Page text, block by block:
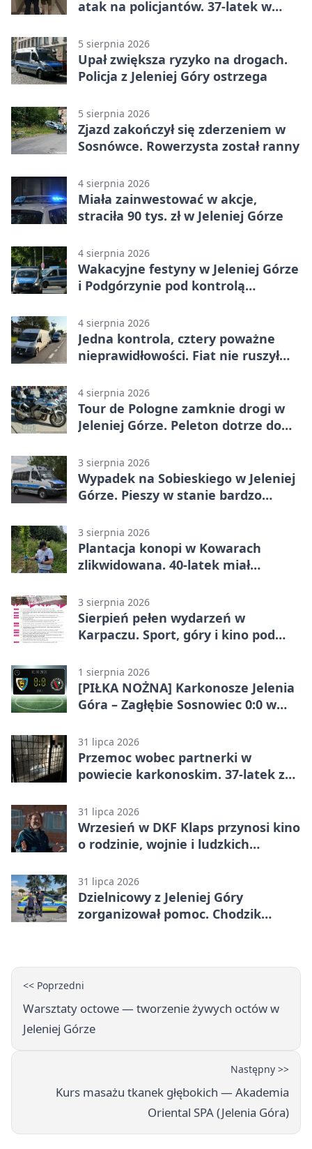
atak na policjantów. 37-latek w
5 sierpnia 2026
Upał zwiększa ryzyko na drogach.
Policja z Jeleniej Góry ostrzega
5 sierpnia 2026
Zjazd zakończył się zderzeniem w
Sosnówce. Rowerzysta został ranny
4 sierpnia 2026
Miała zainwestować w akcje,
straciła 90 tys. zł w Jeleniej Górze
4 sierpnia 2026
Wakacyjne festyny w Jeleniej Górze
i Podgórzynie pod kontrolą
4 sierpnia 2026
Jedna kontrola, cztery poważne
nieprawidłowości. Fiat nie ruszył
4 sierpnia 2026
Tour de Pologne zamknie drogi w
Jeleniej Górze. Peleton dotrze do
3 sierpnia 2026
Wypadek na Sobieskiego w Jeleniej
Górze. Pieszy w stanie bardzo
3 sierpnia 2026
Plantacja konopi w Kowarach
zlikwidowana. 40-latek miał
3 sierpnia 2026
Sierpień pełen wydarzeń w
Karpaczu. Sport, góry i kino pod
1 sierpnia 2026
[PIŁKA NOŻNA] Karkonosze Jelenia
Góra – Zagłębie Sosnowiec 0:0 w
31 lipca 2026
Przemoc wobec partnerki w
powiecie karkonoskim. 37-latek z
31 lipca 2026
Wrzesień w DKF Klaps przynosi kino
o rodzinie, wojnie i ludzkich
31 lipca 2026
Dzielnicowy z Jeleniej Góry
zorganizował pomoc. Chodzik
<< Poprzedni
Warsztaty octowe — tworzenie żywych octów w
Jeleniej Górze
Następny >>
Kurs masażu tkanek głębokich — Akademia
Oriental SPA (Jelenia Góra)